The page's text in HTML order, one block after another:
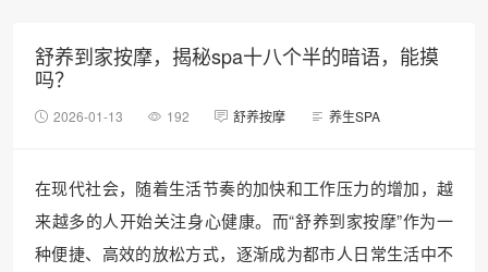
舒养到家按摩，揭秘spa十八个半的暗语，能摸
吗？
2026-01-13 192 舒养按摩 养生SPA
在现代社会，随着生活节奏的加快和工作压力的增加，越
来越多的人开始关注身心健康。而“舒养到家按摩”作为一
种便捷、高效的放松方式，逐渐成为都市人日常生活中不